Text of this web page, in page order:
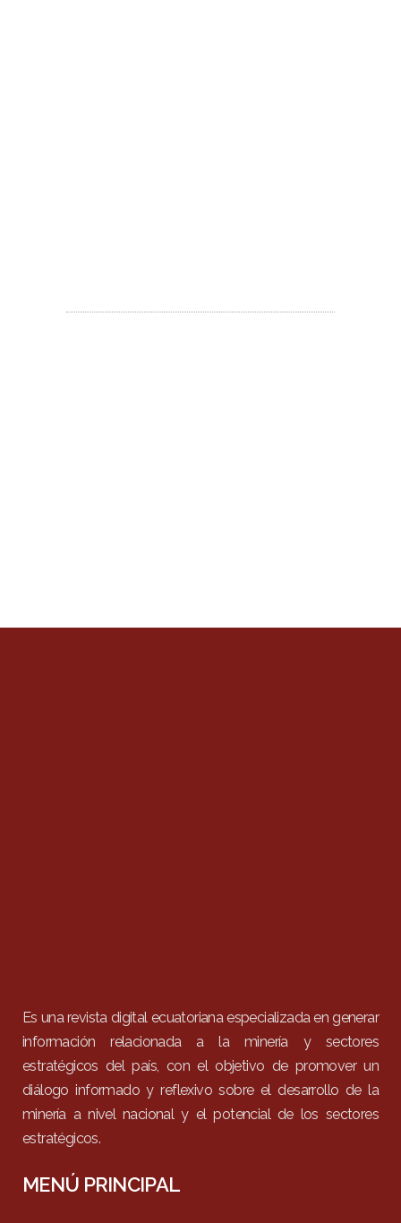
Es una revista digital ecuatoriana especializada en generar
información relacionada a la minería y sectores
estratégicos del país, con el objetivo de promover un
diálogo informado y reflexivo sobre el desarrollo de la
minería a nivel nacional y el potencial de los sectores
estratégicos.
MENÚ PRINCIPAL